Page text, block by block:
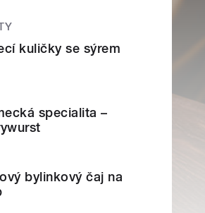
kuličky se sýrem
specialita –
bylinkový čaj na